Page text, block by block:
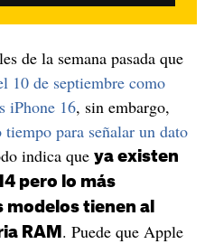
de la semana pasada que
10 de septiembre como
iPhone 16, sin embargo,
para señalar un dato
indica que ya existen
pero lo más
tienen al
RAM . Puede que Apple